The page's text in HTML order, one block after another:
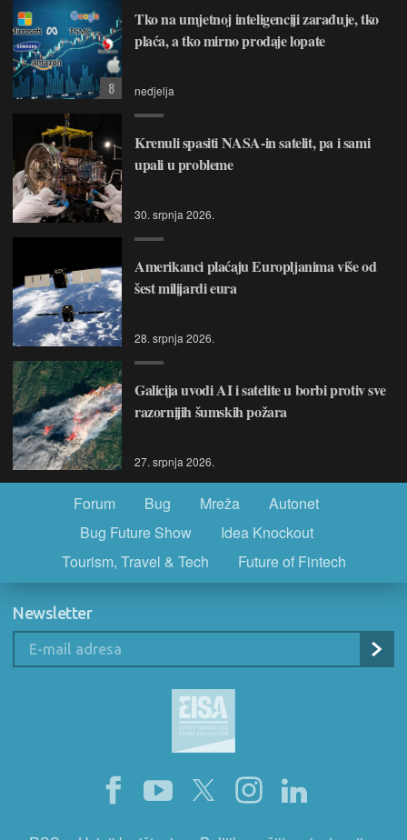
Tko na umjetnoj inteligenciji zarađuje, tko
plaća, a tko mirno prodaje lopate
nedjelja
8
Krenuli spasiti NASA-in satelit, pa i sami
upali u probleme
30. srpnja 2026.
Amerikanci plaćaju Europljanima više od
šest milijardi eura
28. srpnja 2026.
Galicija uvodi AI i satelite u borbi protiv sve
razornijih šumskih požara
27. srpnja 2026.
Forum Bug Mreža
Autonet
Bug Future Show
Idea Knockout
Tourism, Travel & Tech
Future of Fintech
Newsletter